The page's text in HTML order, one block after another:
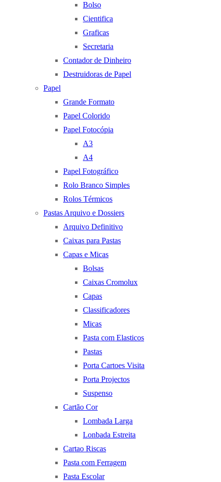
Bolso
Cientifica
Graficas
Secretaria
Contador de Dinheiro
Destruidoras de Papel
Papel
Grande Formato
Papel Colorido
Papel Fotocópia
A3
A4
Papel Fotográfico
Rolo Branco Simples
Rolos Térmicos
Pastas Arquivo e Dossiers
Arquivo Definitivo
Caixas para Pastas
Capas e Micas
Bolsas
Caixas Cromolux
Capas
Classificadores
Micas
Pasta com Elasticos
Pastas
Porta Cartoes Visita
Porta Projectos
Suspenso
Cartão Cor
Lombada Larga
Lonbada Estreita
Cartao Riscas
Pasta com Ferragem
Pasta Escolar